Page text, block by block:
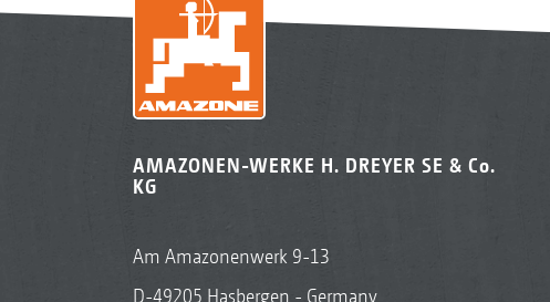
AMAZONEN-WERKE H. DREYER SE & Co.
KG
Am Amazonenwerk 9-13
D-49205 Hasbergen - Germany